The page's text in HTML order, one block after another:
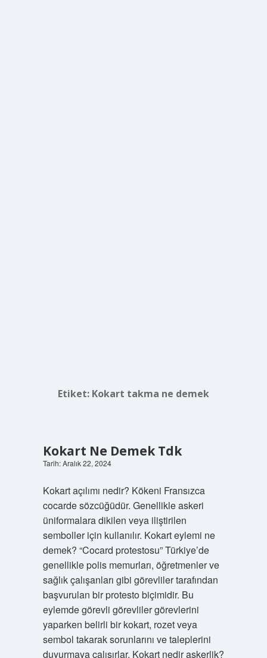
Etiket: Kokart takma ne demek
Kokart Ne Demek Tdk
Tarih: Aralık 22, 2024
Kokart açılımı nedir? Kökeni Fransızca
cocarde sözcüğüdür. Genellikle askeri
üniformalara dikilen veya iliştirilen
semboller için kullanılır. Kokart eylemi ne
demek? “Cocard protestosu” Türkiye’de
genellikle polis memurları, öğretmenler ve
sağlık çalışanları gibi görevliler tarafından
başvurulan bir protesto biçimidir. Bu
eylemde görevli görevliler görevlerini
yaparken belirli bir kokart, rozet veya
sembol takarak sorunlarını ve taleplerini
duyurmaya çalışırlar. Kokart nedir askerlik?